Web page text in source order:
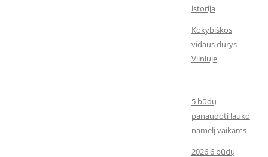
istorija
Kokybiškos
vidaus durys
Vilniuje
5 būdų
panaudoti lauko
namelį vaikams
2026 6 būdų